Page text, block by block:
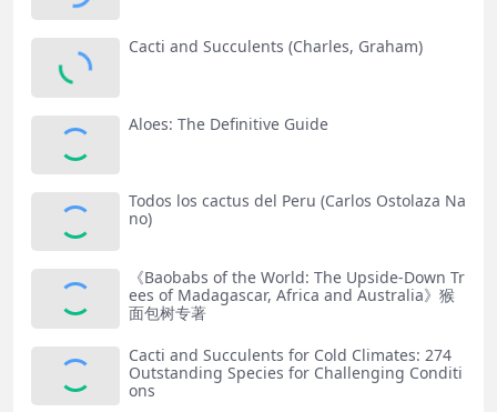
Cacti and Succulents (Charles, Graham)
Aloes: The Definitive Guide
Todos los cactus del Peru (Carlos Ostolaza Na
no)
《Baobabs of the World: The Upside-Down Tr
ees of Madagascar, Africa and Australia》猴
面包树专著
Cacti and Succulents for Cold Climates: 274
Outstanding Species for Challenging Conditi
ons